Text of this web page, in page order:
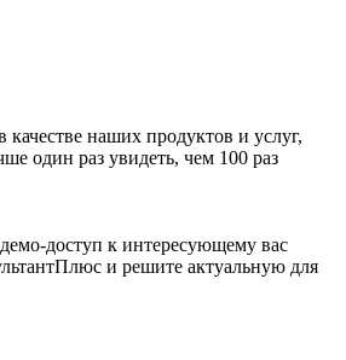
наших продуктов и услуг,
один раз увидеть, чем 100 раз
доступ к интересующему вас
и решите актуальную для